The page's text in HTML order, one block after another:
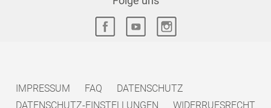
IMPRESSUM FAQ
DATENSCHUTZ
DATENSCHUTZ-EINSTELLUNGEN
WIDERRUFSRECHT